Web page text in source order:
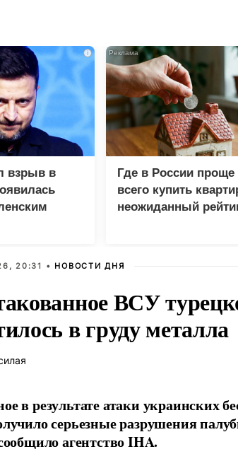
i
взрыв в
Где в России проще
всего купить
неожиданный
20:31 • НОВОСТИ ДНЯ
ВСУ
в груду металла
в результате атаки украинских
серьезные разрушения
агентство IHA.